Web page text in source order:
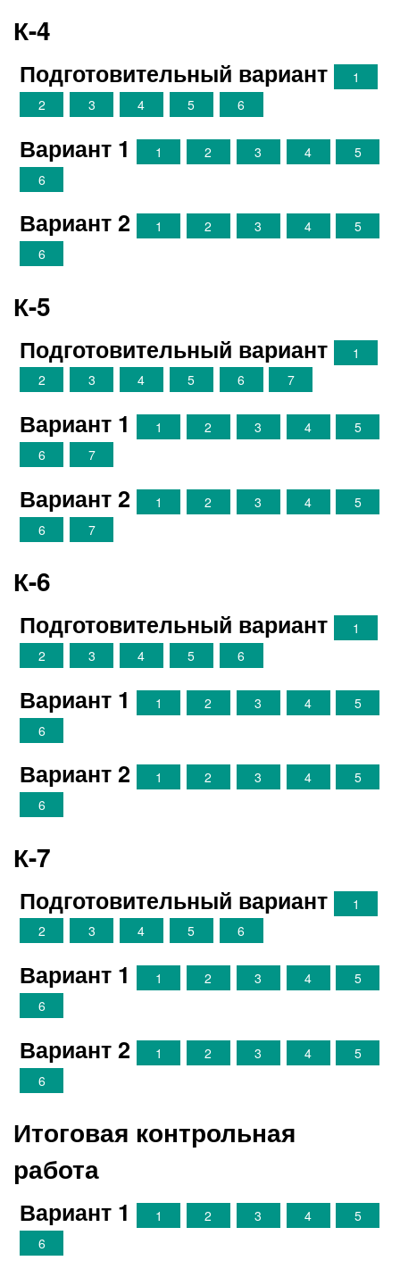
К-4
Подготовительный вариант
1
2
3 4 5 6
Вариант 1 1 2 3 4
5
6
Вариант 2 1 2 3 4
5
6
К-5
Подготовительный вариант
1
2
3 4 5 6 7
Вариант 1 1 2 3 4
5
6
7
Вариант 2 1 2 3 4
5
6
7
К-6
Подготовительный вариант
1
2
3 4 5 6
Вариант 1 1 2 3 4
5
6
Вариант 2 1 2 3 4
5
6
К-7
Подготовительный вариант
1
2
3 4 5 6
Вариант 1 1 2 3 4
5
6
Вариант 2 1 2 3 4
5
6
Итоговая контрольная
работа
Вариант 1 1 2 3 4
5
6